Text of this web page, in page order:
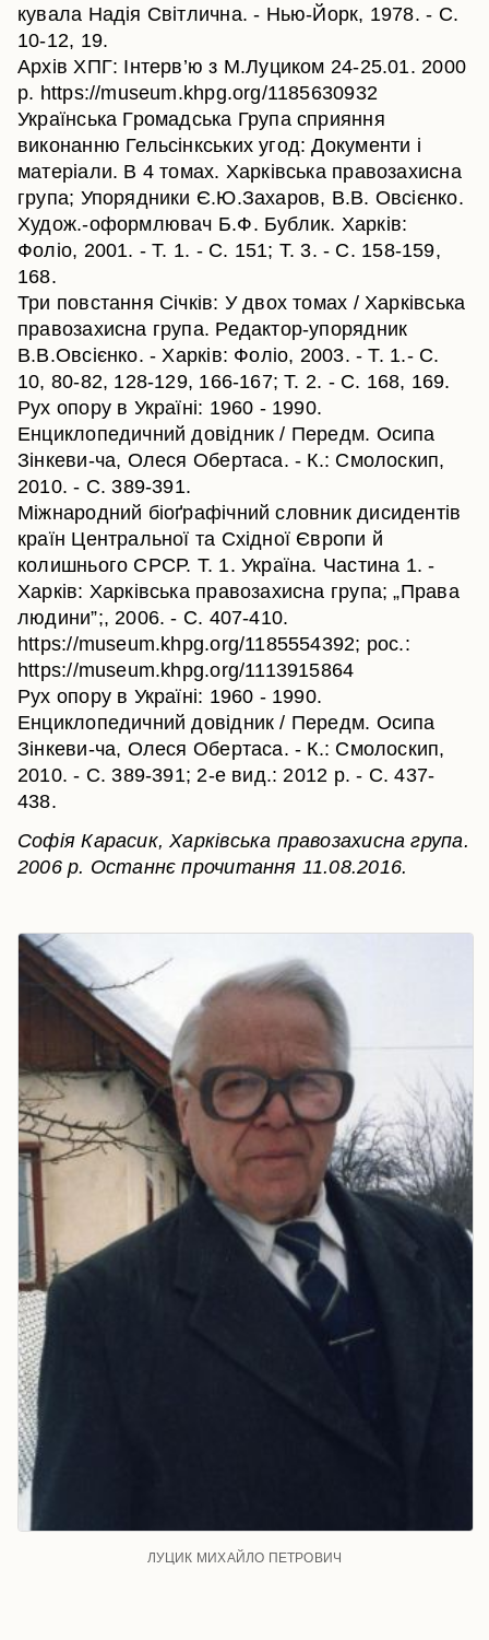
кувала Надія Світлична. - Нью-Йорк, 1978. - С.
10-12, 19.
Архів ХПГ: Інтерв’ю з М.Луциком 24-25.01. 2000
р. https://museum.khpg.org/1185630932
Українська Громадська Група сприяння
виконанню Гельсінкських угод: Документи і
матеріали. В 4 томах. Харківська правозахисна
група; Упорядники Є.Ю.Захаров, В.В. Овсієнко.
Худож.-оформлювач Б.Ф. Бублик. Харків:
Фоліо, 2001. - Т. 1. - С. 151; Т. 3. - С. 158-159,
168.
Три повстання Січків: У двох томах / Харківська
правозахисна група. Редактор-упорядник
В.В.Овсієнко. - Харків: Фоліо, 2003. - Т. 1.- С.
10, 80-82, 128-129, 166-167; Т. 2. - С. 168, 169.
Рух опору в Україні: 1960 - 1990.
Енциклопедичний довідник / Передм. Осипа
Зінкеви-ча, Олеся Обертаса. - К.: Смолоскип,
2010. - С. 389-391.
Міжнародний біоґрафічний словник дисидентів
країн Центральної та Східної Європи й
колишнього СРСР. Т. 1. Україна. Частина 1. -
Харків: Харківська правозахисна група; „Права
людини”;, 2006. - C. 407-410.
https://museum.khpg.org/1185554392; рос.:
https://museum.khpg.org/1113915864
Рух опору в Україні: 1960 - 1990.
Енциклопедичний довідник / Передм. Осипа
Зінкеви-ча, Олеся Обертаса. - К.: Смолоскип,
2010. - С. 389-391; 2-е вид.: 2012 р. - С. 437-
438.
Софія Карасик, Харківська правозахисна група.
2006 р. Останнє прочитання 11.08.2016.
ЛУЦИК МИХАЙЛО ПЕТРОВИЧ